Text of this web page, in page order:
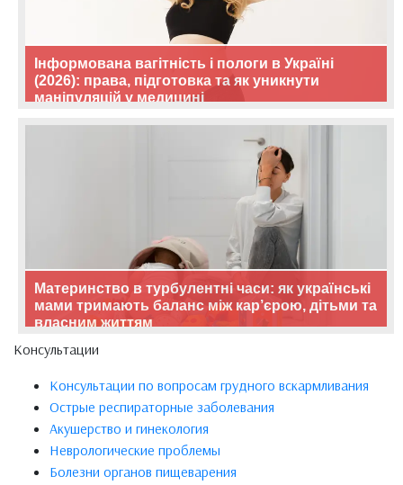
Інформована вагітність і пологи в Україні
(2026): права, підготовка та як уникнути
маніпуляцій у медицині
Материнство в турбулентні часи: як українські
мами тримають баланс між кар’єрою, дітьми та
власним життям
Консультации
Консультации по вопросам грудного вскармливания
Острые респираторные заболевания
Акушерство и гинекология
Неврологические проблемы
Болезни органов пищеварения